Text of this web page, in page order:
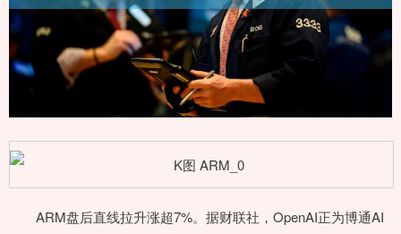
ARM盘后直线拉升涨超7%。据财联社，OpenAI正为博通AI